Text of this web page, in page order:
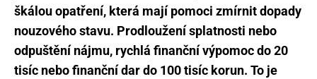
škálou opatření, která mají pomoci zmírnit dopady
nouzového stavu. Prodloužení splatnosti nebo
odpuštění nájmu, rychlá finanční výpomoc do 20
tisíc nebo finanční dar do 100 tisíc korun. To je